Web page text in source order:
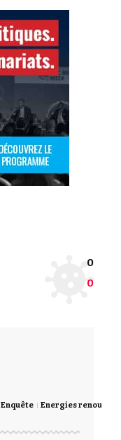
0
0
Enquête Energies